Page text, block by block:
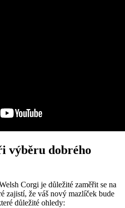
výběru dobrého
Corgi je důležité zaměřit se na
zajistí, že váš nový mazlíček bude
důležité ohledy: